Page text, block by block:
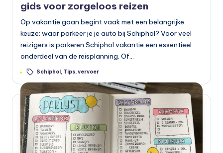
gids voor zorgeloos reizen
Op vakantie gaan begint vaak met een belangrijke
keuze: waar parkeer je je auto bij Schiphol? Voor veel
reizigers is parkeren Schiphol vakantie een essentieel
onderdeel van de reisplanning. Of…
Tags: Schiphol , Tips,vervoer